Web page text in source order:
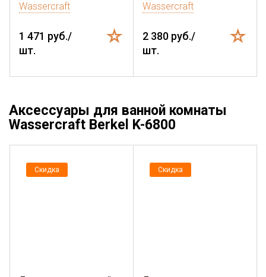
Wassercraft
1 471 руб./
шт.
Wassercraft
2 380 руб./
шт.
Аксессуары для ванной комнаты
Wassercraft Berkel K-6800
Скидка Скидка